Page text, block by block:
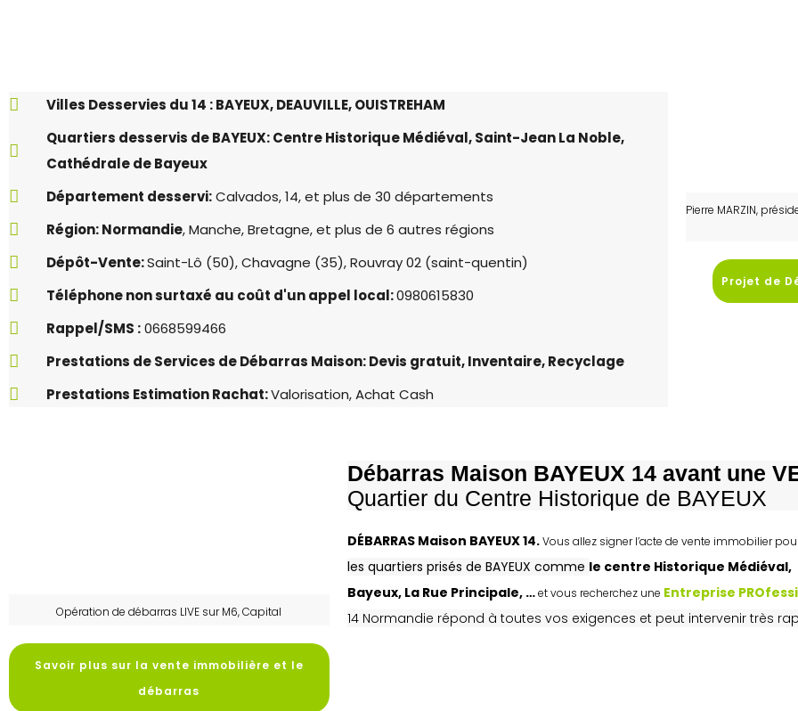
Villes Desservies du 14 : BAYEUX, DEAUVILLE, OUISTREHAM
Quartiers desservis de BAYEUX: Centre Historique Médiéval, Saint-Jean La Noble,
Cathédrale de Bayeux
Département desservi:Calvados, 14, et plus de 30 départements
Région: Normandie, Manche, Bretagne, et plus de 6 autres régions
Dépôt-Vente:Saint-Lô (50), Chavagne (35), Rouvray 02 (saint-quentin)
Téléphone non surtaxé au coût d'un appel local:0980615830
Rappel/SMS :0668599466
Prestations de Services de Débarras Maison: Devis gratuit, Inventaire, Recyclage
Prestations Estimation Rachat:Valorisation, Achat Cash
Pierre MARZIN,
Projet de
Opération de débarras LIVE sur M6, Capital
Savoir plus sur la vente immobilière et le
débarras
Débarras Maison BAYEUX 14 avant une
Quartier du Centre Historique de BAYEUX
DÉBARRAS Maison BAYEUX 14.Vous allez signer l’acte de vente immobilier
les quartiers prisés de BAYEUX comme le centre Historique
Bayeux, La Rue Principale, …et vous recherchez une Entreprise
14 Normandie répond à toutes vos exigences et peut intervenir très